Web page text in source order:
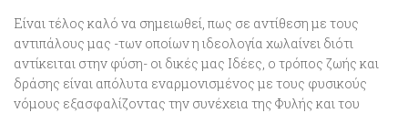
Είναι τέλος καλό να σημειωθεί, πως σε αντίθεση με τους
αντιπάλους μας -των οποίων η ιδεολογία χωλαίνει διότι
αντίκειται στην φύση- οι δικές μας Ιδέες, ο τρόπος ζωής και
δράσης είναι απόλυτα εναρμονισμένος με τους φυσικούς
νόμους εξασφαλίζοντας την συνέχεια της Φυλής και του